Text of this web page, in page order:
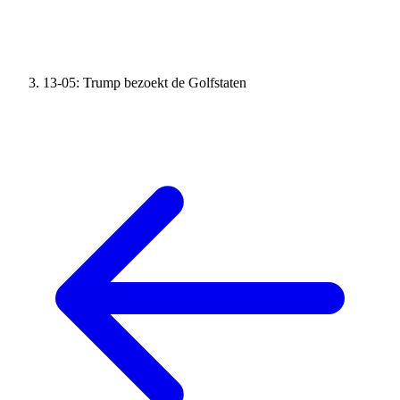
13-05: Trump bezoekt de Golfstaten